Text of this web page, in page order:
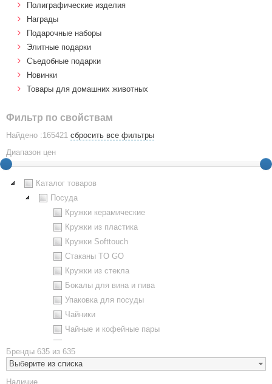
Полиграфические изделия
Награды
Подарочные наборы
Элитные подарки
Cъедобные подарки
Новинки
Товары для домашних животных
Фильтр по свойствам
Найдено :165421 сбросить все фильтры
Диапазон цен
Каталог товаров
Посуда
Кружки керамические
Кружки из пластика
Кружки Softtouch
Стаканы TO GO
Кружки из стекла
Бокалы для вина и пива
Упаковка для посуды
Чайники
Чайные и кофейные пары
Наборы посуды
Предметы сервировки
Бренды 635 из 635
Выберите из списка
Наличие